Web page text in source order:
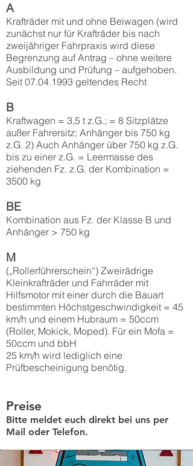
A
Krafträder mit und ohne Beiwagen (wird
zunächst nur für Krafträder bis nach
zweijähriger Fahrpraxis wird diese
Begrenzung auf Antrag – ohne weitere
Ausbildung und Prüfung – aufgehoben.
Seit 07.04.1993 geltendes Recht
B
Kraftwagen = 3,5 t z.G.; = 8 Sitzplätze
außer Fahrersitz; Anhänger bis 750 kg
z.G. 2) Auch Anhänger über 750 kg z.G.
bis zu einer z.G. = Leermasse des
ziehenden Fz. z.G. der Kombination =
3500 kg
BE
Kombination aus Fz. der Klasse B und
Anhänger > 750 kg
M
(„Rollerführerschein“) Zweirädrige
Kleinkrafträder und Fahrräder mit
Hilfsmotor mit einer durch die Bauart
bestimmten Höchstgeschwindigkeit = 45
km/h und einem Hubraum = 50ccm
(Roller, Mokick, Moped). Für ein Mofa =
50ccm und bbH
25 km/h wird lediglich eine
Prüfbescheinigung benötig.
Preise
Bitte meldet euch direkt bei uns per
Mail oder Telefon.